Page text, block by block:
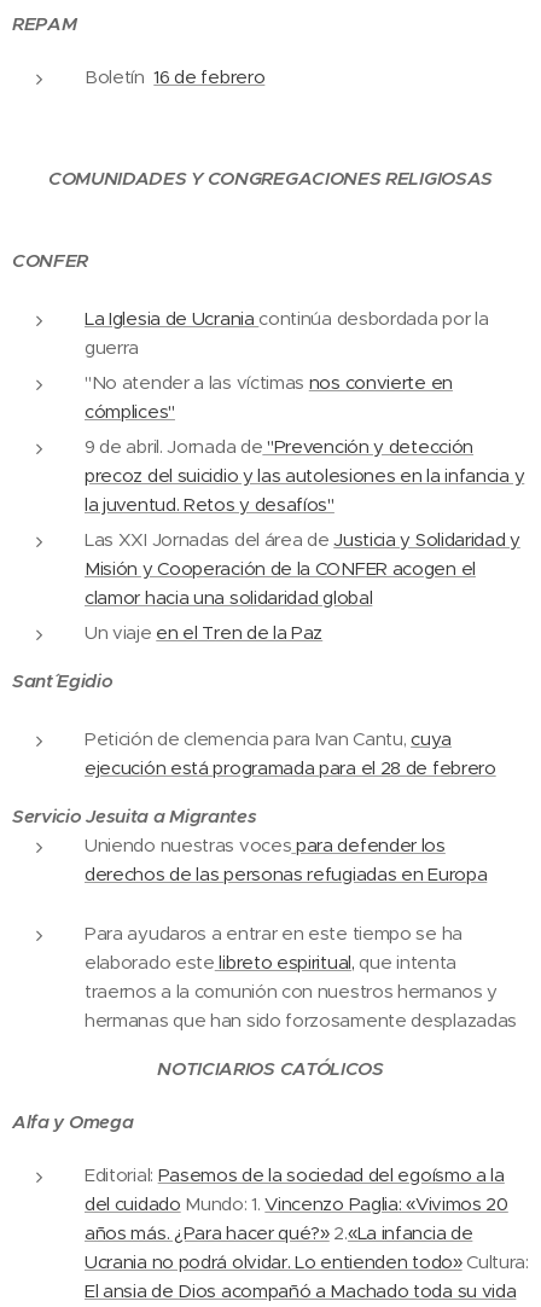
REPAM
Boletín16 de febrero
COMUNIDADES Y CONGREGACIONES RELIGIOSAS
CONFER
La Iglesia de Ucrania continúa desbordada por la
guerra
"No atender a las víctimas nos convierte en
cómplices"
9 de abril. Jornada de "Prevención y detección
precoz del suicidio y las autolesiones en la infancia y
la juventud. Retos y desafíos"
Las XXI Jornadas del área deJusticia y Solidaridad y
Misión y Cooperación de la CONFER acogen el
clamor hacia una solidaridad global
Un viaje en el Tren de la Paz
Sant´ Egidio
Petición de clemencia para Ivan Cantu,cuya
ejecución está programada para el 28 de febrero
Servicio Jesuita a Migrantes
Uniendo nuestras voces para defender los
derechos de las personas refugiadas en Europa
Para ayudaros a entrar en este tiempo se ha
elaborado este libreto espiritual, que intenta
traernos a la comunión con nuestros hermanos y
hermanas que han sido forzosamente desplazadas
NOTICIARIOS CATÓLICOS
Alfa y Omega
Editorial: Pasemos de la sociedad del egoísmo a la
del cuidado Mundo: 1.Vincenzo Paglia: «Vivimos 20
años más. ¿Para hacer qué?»2.«La infancia de
Ucrania no podrá olvidar. Lo entienden todo»Cultura:
El ansia de Dios acompañó a Machado toda su vida